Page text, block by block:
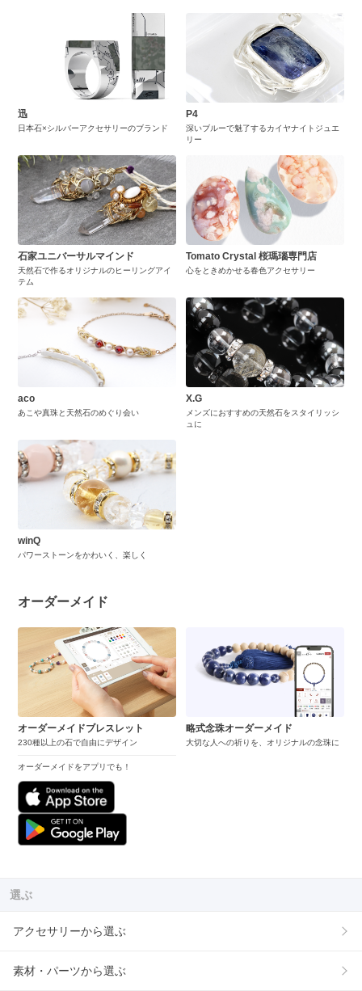
迅
日本石×シルバーアクセサリーのブランド
P4
深いブルーで魅了するカイヤナイトジュエ
リー
石家ユニバーサルマインド
天然石で作るオリジナルのヒーリングアイ
テム
Tomato Crystal 桜瑪瑙専門店
心をときめかせる春色アクセサリー
aco
あこや真珠と天然石のめぐり会い
X.G
メンズにおすすめの天然石をスタイリッシ
ュに
winQ
パワーストーンをかわいく、楽しく
オーダーメイド
オーダーメイドブレスレット
230種以上の石で自由にデザイン
オーダーメイドをアプリでも！
略式念珠オーダーメイド
大切な人への祈りを、オリジナルの念珠に
選ぶ
アクセサリーから選ぶ
素材・パーツから選ぶ